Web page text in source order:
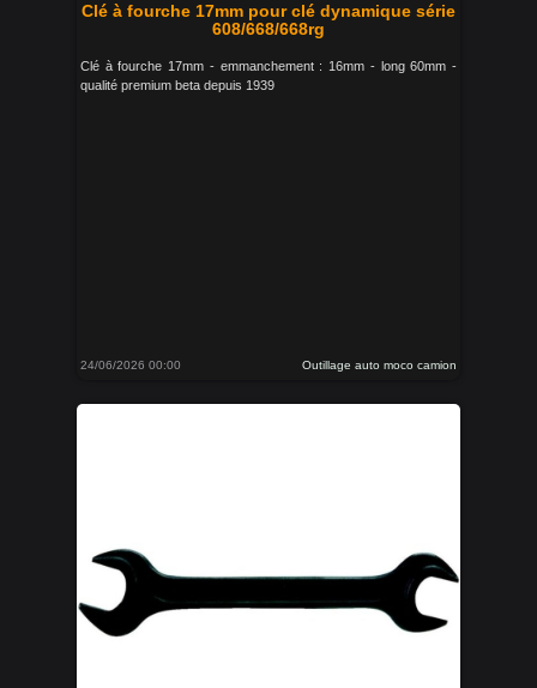
Clé à fourche 17mm pour clé dynamique série
608/668/668rg
Clé à fourche 17mm - emmanchement : 16mm - long 60mm -
qualité premium beta depuis 1939
24/06/2026 00:00 Outillage auto moco camion